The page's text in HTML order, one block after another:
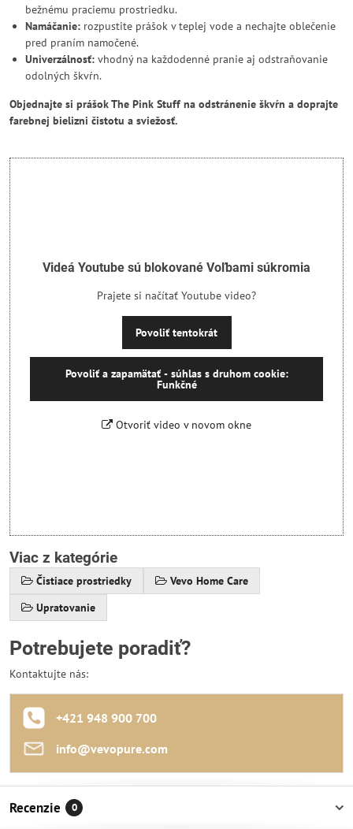
bežnému praciemu prostriedku.
Namáčanie: rozpustite prášok v teplej vode a nechajte oblečenie
pred praním namočené.
Univerzálnosť: vhodný na každodenné pranie aj odstraňovanie
odolných škvŕn.
Objednajte si prášok The Pink Stuff na odstránenie škvŕn a doprajte
farebnej bielizni čistotu a sviežosť.
Videá Youtube sú blokované Voľbami súkromia
Prajete si načítať Youtube video?
Povoliť tentokrát
Povoliť a zapamätať - súhlas s druhom cookie:
Funkčné
Otvoriť video v novom okne
Viac z kategórie
Čistiace prostriedky
Vevo Home Care
Upratovanie
Potrebujete poradiť?
Kontaktujte nás:
+421 948 900 700
info​@vevopure​.com
Recenzie 0